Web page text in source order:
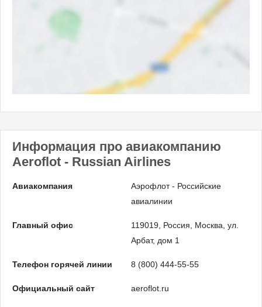
Информация про авиакомпанию
Aeroflot - Russian Airlines
Авиакомпания
Аэрофлот - Российские
авиалинии
Главный офис
119019, Россия, Москва, ул.
Арбат, дом 1
Телефон горячей линии 8 (800) 444-55-55
Официальный сайт aeroflot.ru